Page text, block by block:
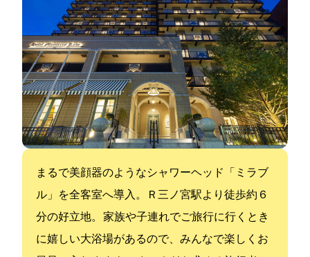
まるで美顔器のようなシャワーヘッド「ミラブ
ル」を全客室へ導入。JＲ三ノ宮駅より徒歩約６
分の好立地。 家族や子連れでご旅行に行くとき
に嬉しい大浴場があるので、みんなで楽しくお